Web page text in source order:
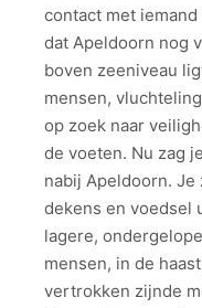
contact met
dat Apeldoorn nog
boven zeeniveau
mensen,
op zoek naar
de voeten. Nu zag
nabij Apeldoorn.
dekens en voedsel
lagere,
mensen, in de
vertrokken zijnde